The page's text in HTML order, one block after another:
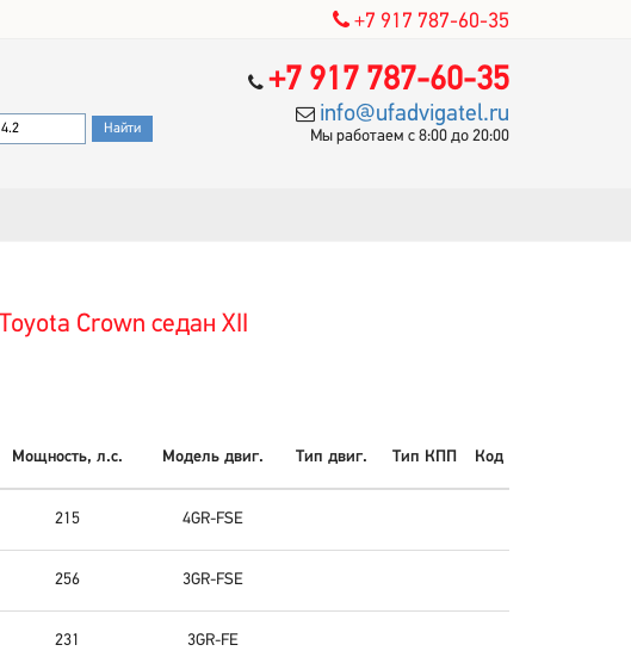
+7 917 787-60-35
+7 917 787-60-35
info@ufadvigatel.ru
Мы работаем с 8:00 до 20:00
Crown седан XII
Мощность, л.с. Модель двиг. Тип двиг. Тип КПП Код
215 4GR-FSE
256 3GR-FSE
231 3GR-FE